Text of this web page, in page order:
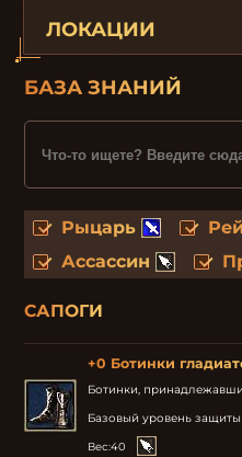
ЛОКАЦИИ
БАЗА ЗНАНИЙ
Рыцарь
Ассассин
САПОГИ
+0 Ботинки
Ботинки,
Базовый уровень защиты
Вес:40